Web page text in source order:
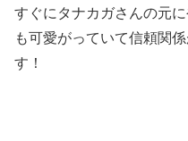
すぐにタナカガさんの元
も可愛がっていて信頼関
す！